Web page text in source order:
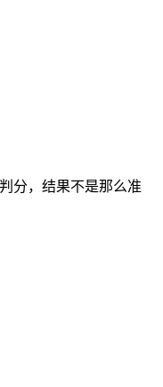
分，结果不是那么准